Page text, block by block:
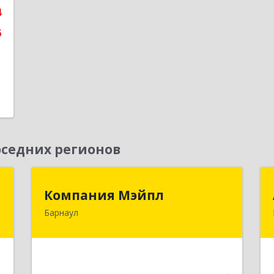
регионов
Компания Мэйпл
Барнаул
Компания Мэйпл
656038, Алтайский край, Барнаул г,